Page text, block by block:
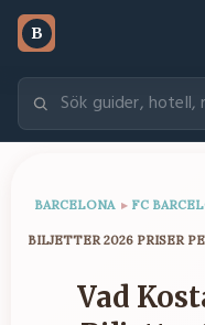
B
BARCELONA ▸ FC
BILJETTER 2026 PRISER
Vad